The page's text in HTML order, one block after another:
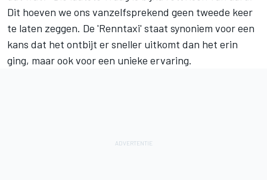
Dit hoeven we ons vanzelfsprekend geen tweede keer
te laten zeggen. De 'Renntaxi' staat synoniem voor een
kans dat het ontbijt er sneller uitkomt dan het erin
ging, maar ook voor een unieke ervaring.